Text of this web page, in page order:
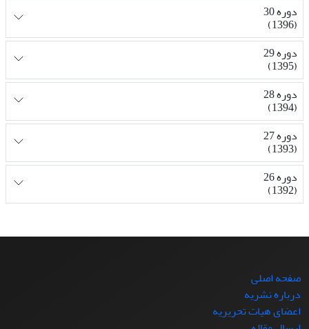
دوره 30
(1396)
دوره 29
(1395)
دوره 28
(1394)
دوره 27
(1393)
دوره 26
(1392)
صفحه اصلی
درباره نشریه
اعضای هیات تحریریه